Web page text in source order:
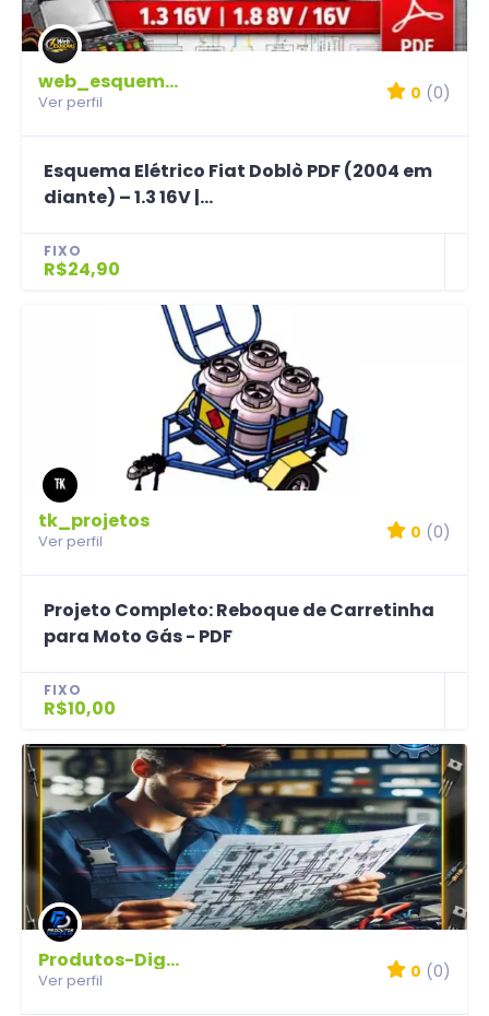
web_esquemas
Ver perfil 0 (0)
Esquema Elétrico Fiat Doblò PDF (2004 em
diante) – 1.3 16V |...
FIXO
R$24,90
tk_projetos
Ver perfil 0 (0)
Projeto Completo: Reboque de Carretinha
para Moto Gás - PDF
FIXO
R$10,00
Produtos-Digitais
Ver perfil 0 (0)